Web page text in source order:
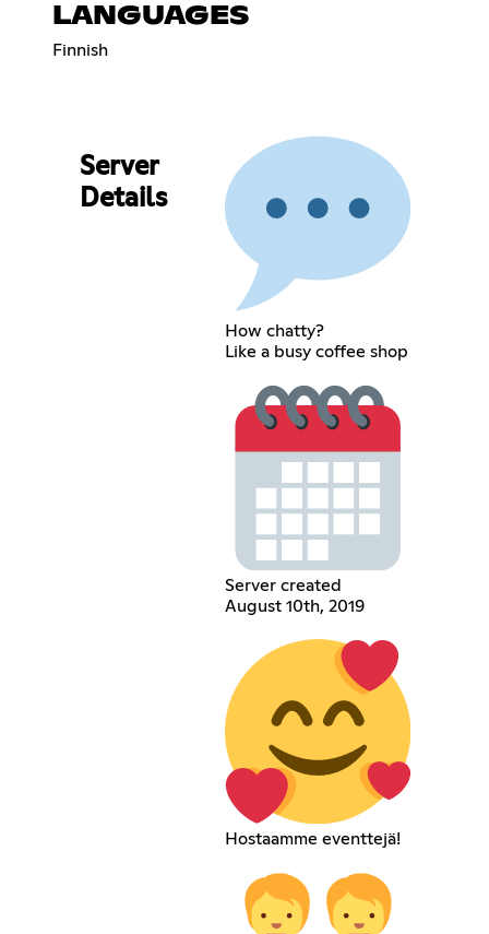
LANGUAGES
Finnish
Server
Details
How chatty?
Like a busy coffee shop
Server created
August 10th, 2019
Hostaamme eventtejä!